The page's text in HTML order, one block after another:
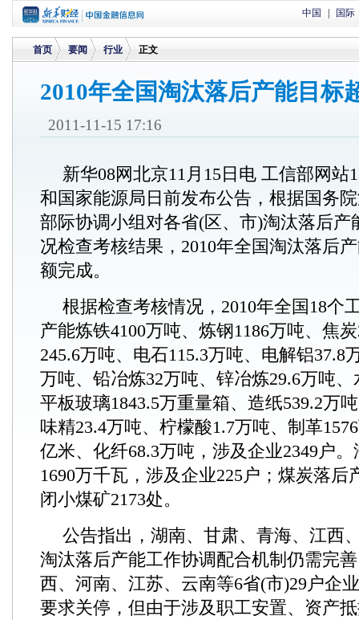
中国 国际
首页
>
要闻
>
行业 正文
2010年全国淘汰落后产能目标
2011-11-15 17:16
新华08网北京11月15日电 工信部网站
和国家能源局日前发布公告，根据国务
部际协调小组对各省(区、市)淘汰落后产
况检查考核结果，2010年全国淘汰落后
额完成。
根据检查考核情况，2010年全国18个
产能炼铁4100万吨、炼钢1186万吨、焦
245.6万吨、电石115.3万吨、电解铝37.8
万吨、铅冶炼32万吨、锌冶炼29.6万吨、
平板玻璃1843.5万重量箱、造纸539.2万
味精23.4万吨、柠檬酸1.7万吨、制革
亿米、化纤68.3万吨，涉及企业2349户
1690万千瓦，涉及企业225户；煤炭落后
闭小煤矿2173处。
公告指出，湖南、甘肃、青海、江西
淘汰落后产能工作协调配合机制仍需完
西、河南、江苏、云南等6省(市)29户企
要求关停，但由于涉及职工安置、资产